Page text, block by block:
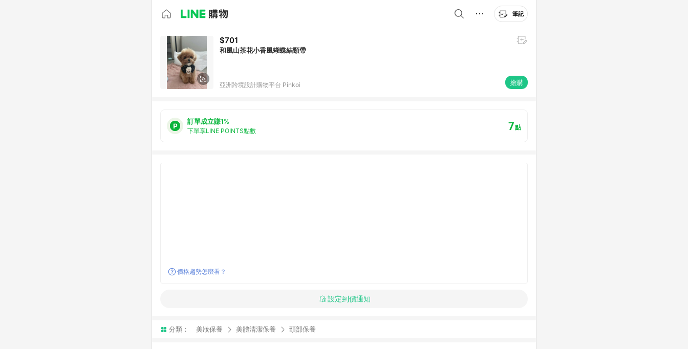
筆記
$701
和風山茶花小香風蝴蝶結頸帶
亞洲跨境設計購物平台 Pinkoi 搶購
訂單成立賺1%
下單享LINE POINTS點數 7點
價格趨勢怎麼看？
設定到價通知
分類： 美妝保養 美體清潔保養 頸部保養